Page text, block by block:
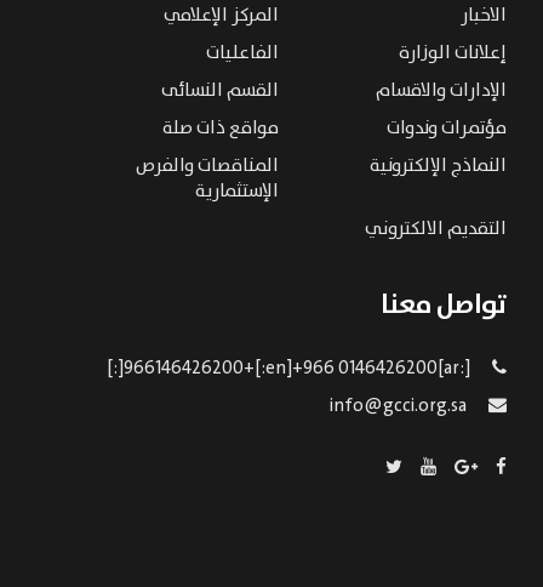
الاخبار
المركز الإعلامي
إعلانات الوزارة
الفاعليات
الإدارات والاقسام
القسم النسائى
مؤتمرات وندوات
مواقع ذات صلة
النماذج الإلكترونية
المناقصات والفرص
الإستثمارية
التقديم الالكتروني
تواصل معنا
[:ar]966146426200+[:en]+966 0146426200[:]